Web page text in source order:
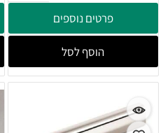
פרטים נוספים
הוסף לסל